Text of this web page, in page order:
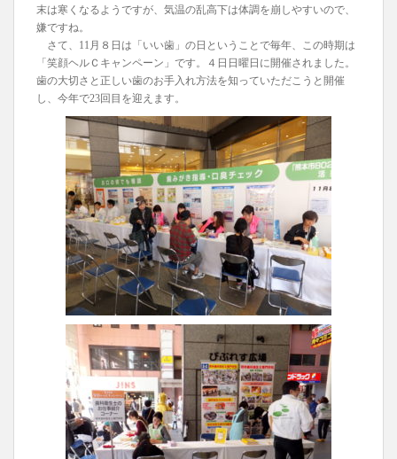
末は寒くなるようですが、気温の乱高下は体調を崩しやすいので、
嫌ですね。
さて、11月８日は「いい歯」の日ということで毎年、この時期は
「笑顔ヘルＣキャンペーン」です。４日日曜日に開催されました。
歯の大切さと正しい歯のお手入れ方法を知っていただこうと開催
し、今年で23回目を迎えます。